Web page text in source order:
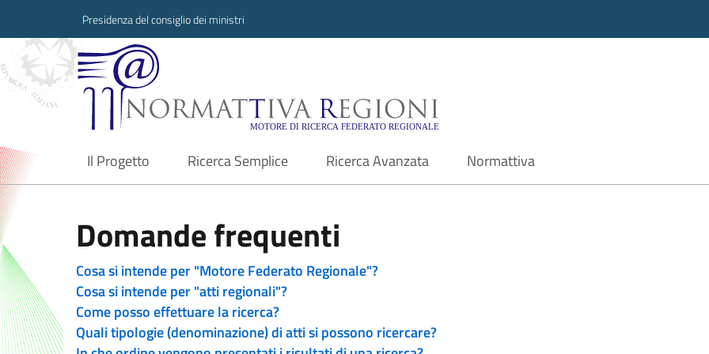
Presidenza del consiglio dei ministri
Normattiva Regioni - Motore di ricerca
Il Progetto
current Ricerca Semplice Ricerca Avanzata Normattiva
Domande frequenti
Cosa si intende per "Motore Federato Regionale"?
Cosa si intende per "atti regionali"?
Come posso effettuare la ricerca?
Quali tipologie (denominazione) di atti si possono ricercare?